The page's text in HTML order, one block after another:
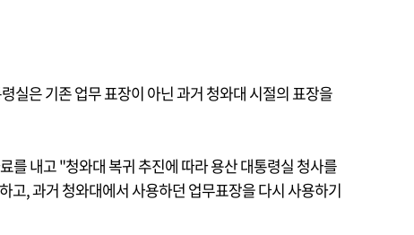
실은 기존 업무 표장이 아닌 과거 청와대 시절의 표장을
를 내고 "청와대 복귀 추진에 따라 용산 대통령실 청사를
고, 과거 청와대에서 사용하던 업무표장을 다시 사용하기